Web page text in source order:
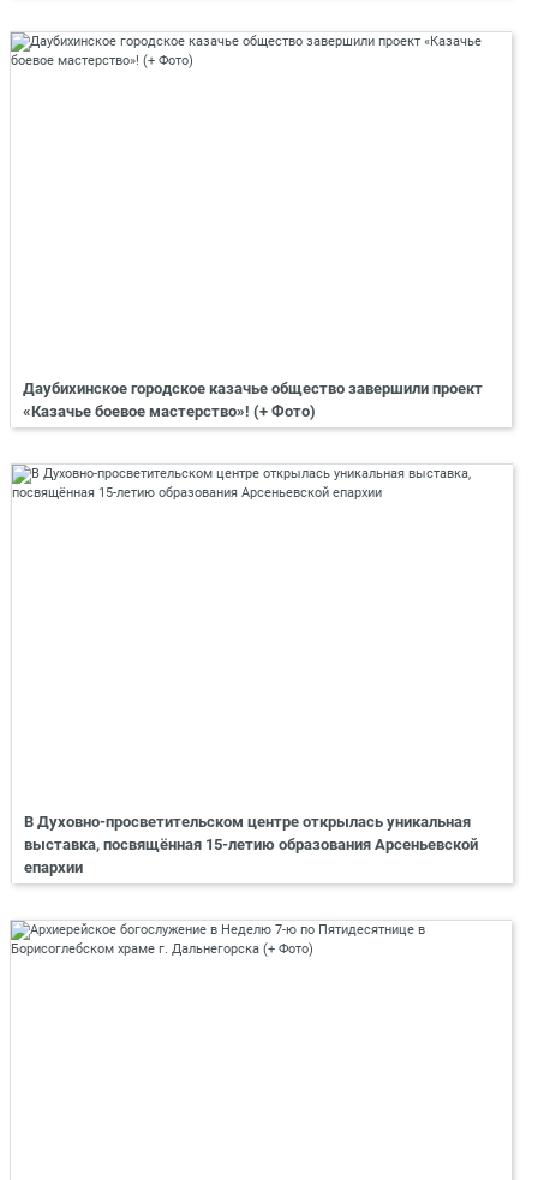
Даубихинское городское казачье общество завершили проект
«Казачье боевое мастерство»! (+ Фото)
В Духовно-просветительском центре открылась уникальная
выставка, посвящённая 15-летию образования Арсеньевской
епархии